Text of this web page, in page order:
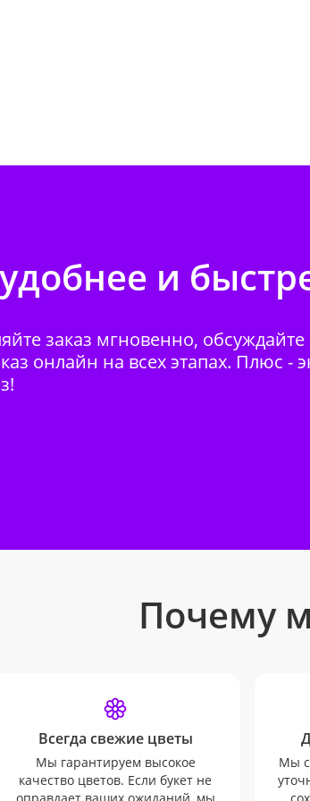
и
заказ мгновенно, обсуждайте
онлайн на всех этапах. Плюс -
Почему
Всегда свежие цветы
Мы гарантируем высокое
качество цветов. Если букет не
Мы